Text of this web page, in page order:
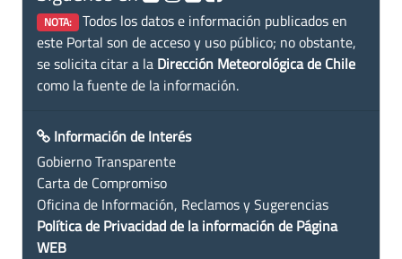
NOTA: Todos los datos e información publicados en
este Portal son de acceso y uso público; no obstante,
se solicita citar a la Dirección Meteorológica de Chile
como la fuente de la información.
Información de Interés
Gobierno Transparente
Carta de Compromiso
Oficina de Información, Reclamos y Sugerencias
Política de Privacidad de la información de Página
WEB